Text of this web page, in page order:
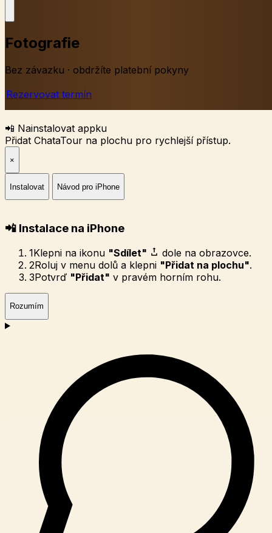
Fotografie
Bez závazku · obdržíte platební pokyny
Rezervovat termín
📲 Nainstalovat appku
Přidat ChataTour na plochu pro rychlejší přístup.
×
Instalovat Návod pro iPhone
📲 Instalace na iPhone
1Klepni na ikonu "Sdílet"
dole na obrazovce.
2Roluj v menu dolů a klepni "Přidat na plochu".
3Potvrď "Přidat" v pravém horním rohu.
Rozumím